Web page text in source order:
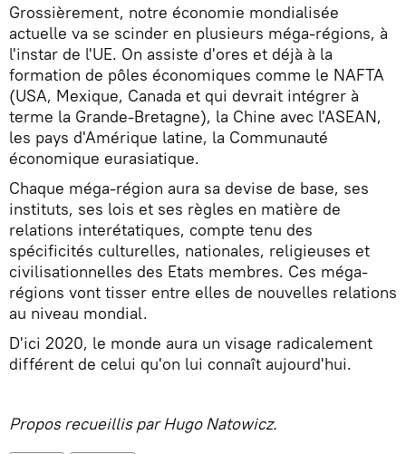
Grossièrement, notre économie mondialisée
actuelle va se scinder en plusieurs méga-régions, à
l'instar de l'UE. On assiste d'ores et déjà à la
formation de pôles économiques comme le NAFTA
(USA, Mexique, Canada et qui devrait intégrer à
terme la Grande-Bretagne), la Chine avec l'ASEAN,
les pays d'Amérique latine, la Communauté
économique eurasiatique.
Chaque méga-région aura sa devise de base, ses
instituts, ses lois et ses règles en matière de
relations interétatiques, compte tenu des
spécificités culturelles, nationales, religieuses et
civilisationnelles des Etats membres. Ces méga-
régions vont tisser entre elles de nouvelles relations
au niveau mondial.
D'ici 2020, le monde aura un visage radicalement
différent de celui qu'on lui connaît aujourd'hui.
Propos recueillis par Hugo Natowicz.